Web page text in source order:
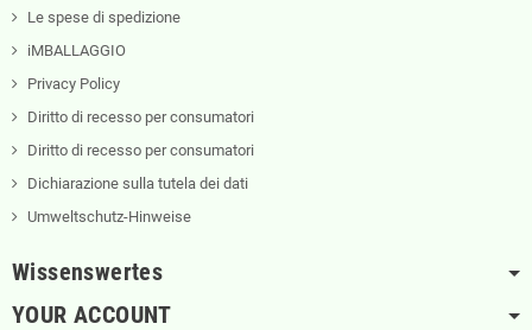
Le spese di spedizione
iMBALLAGGIO
Privacy Policy
Diritto di recesso per consumatori
Diritto di recesso per consumatori
Dichiarazione sulla tutela dei dati
Umweltschutz-Hinweise
Wissenswertes
YOUR ACCOUNT